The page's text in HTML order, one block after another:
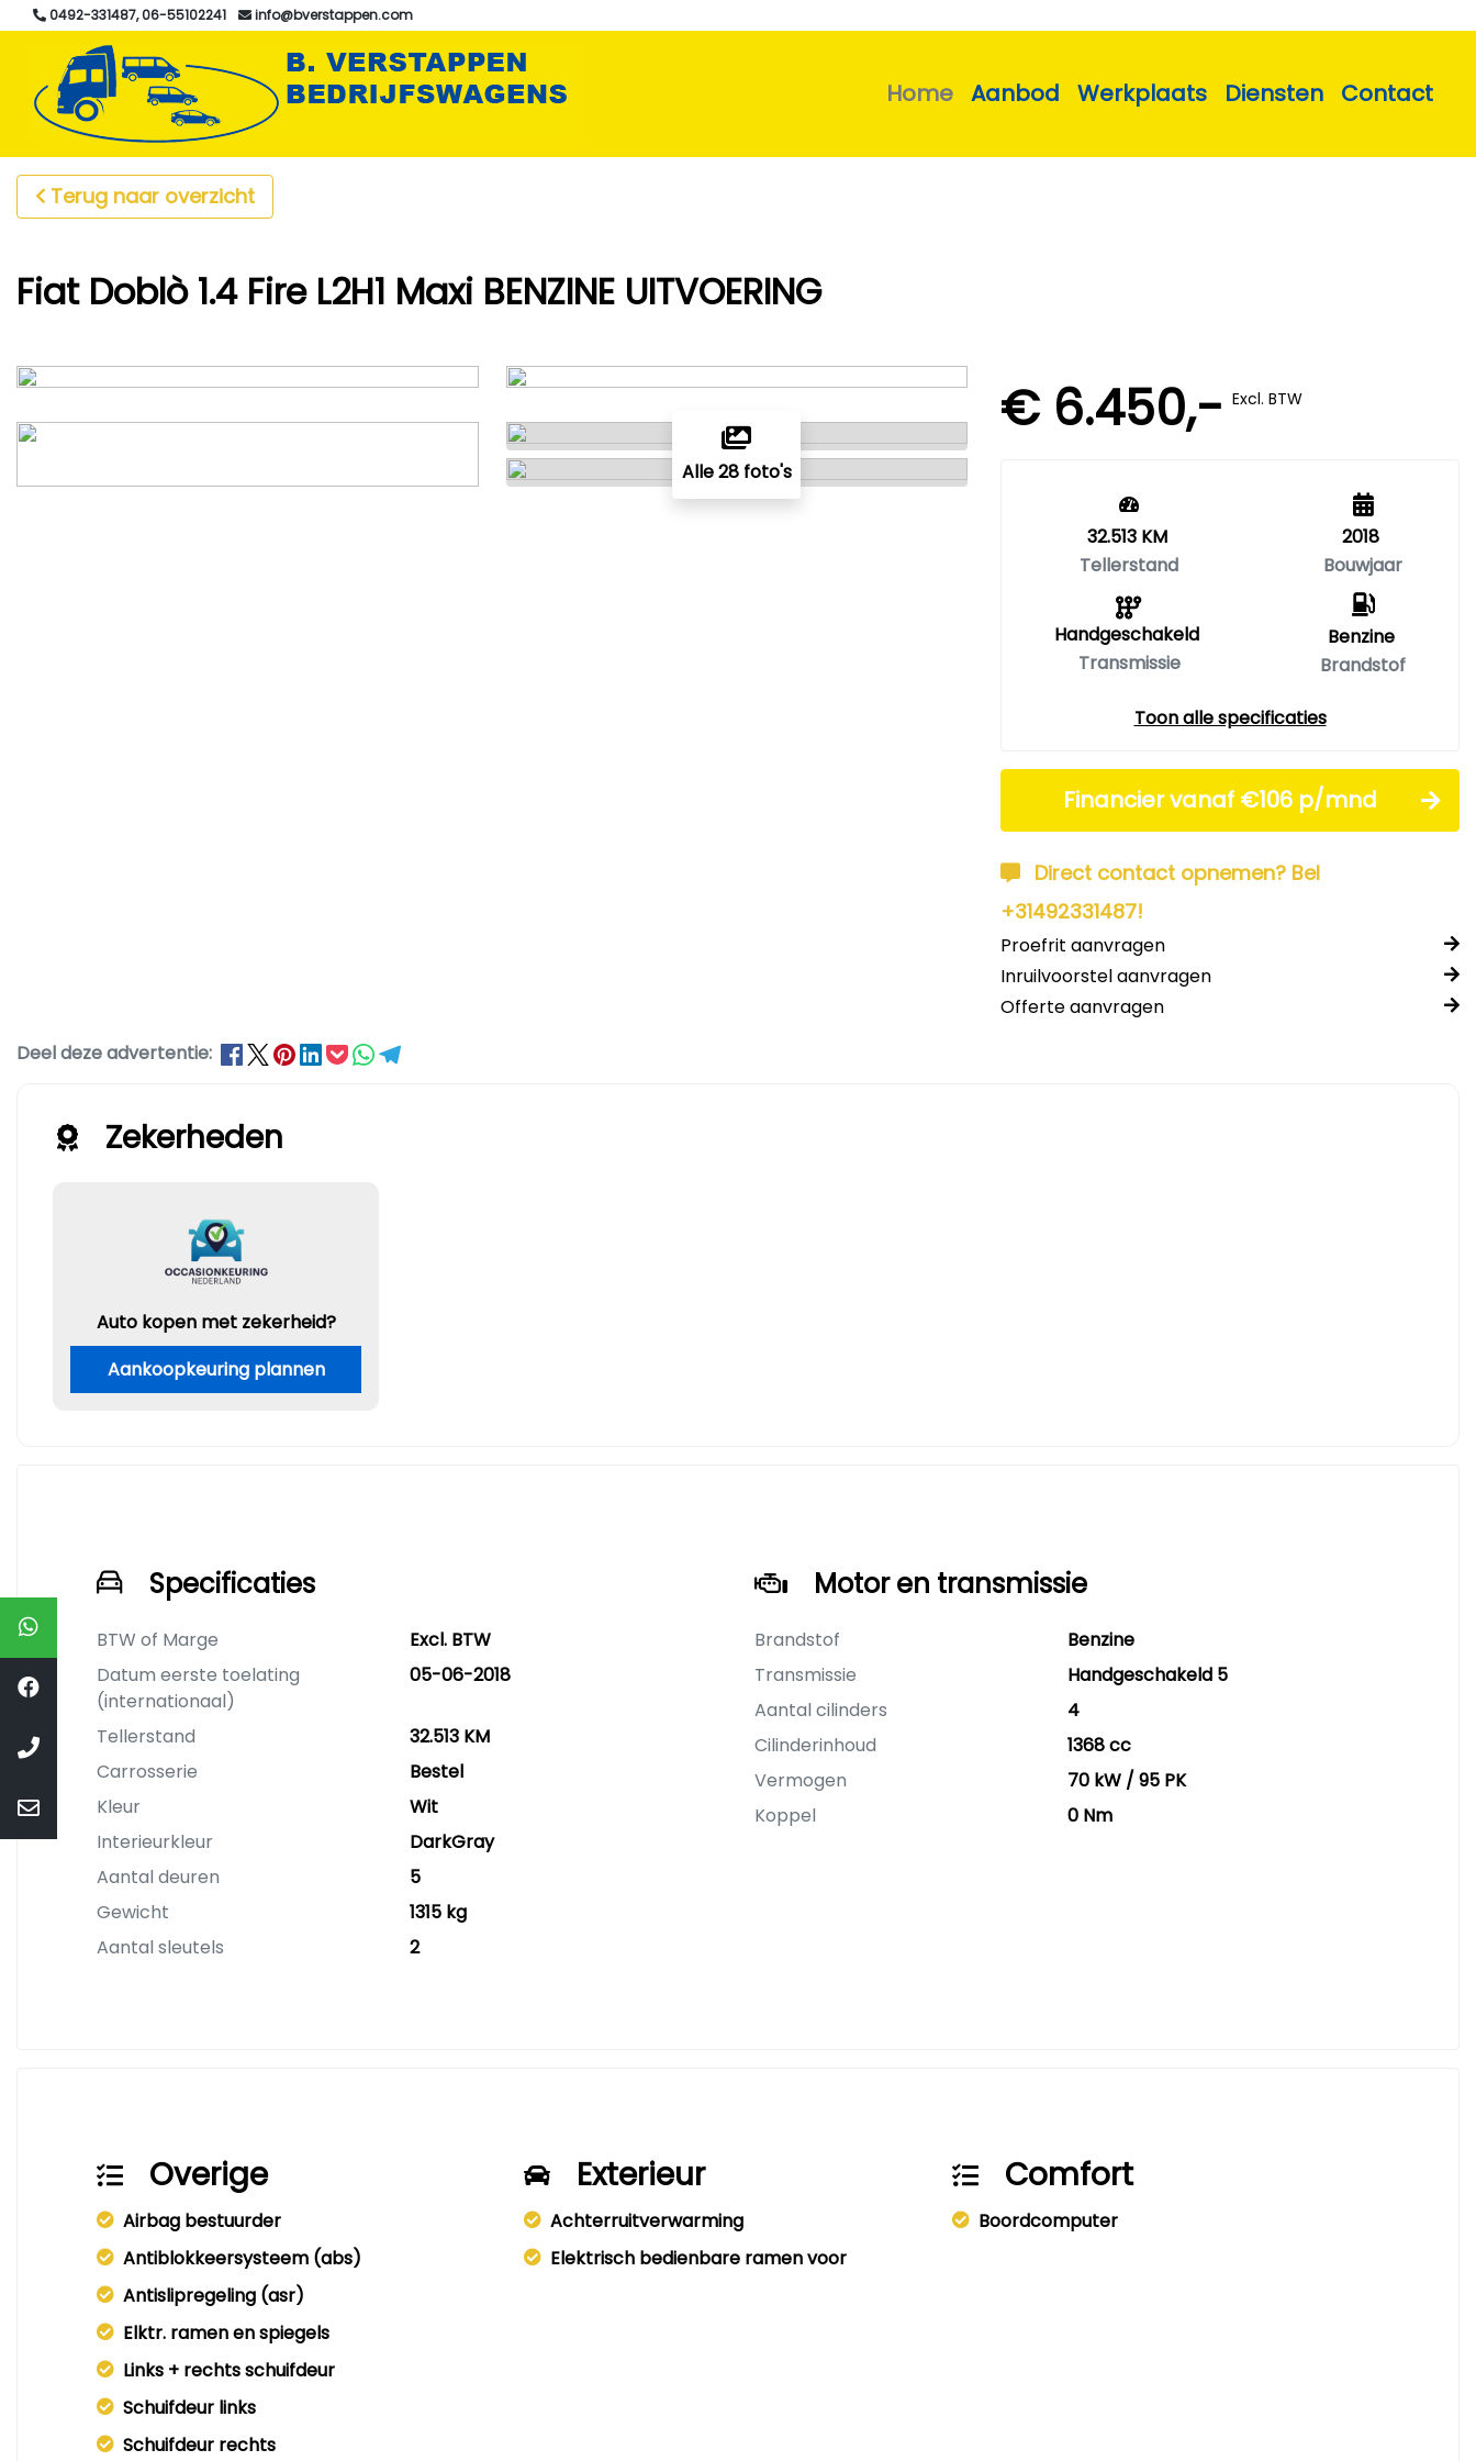
0492-331487, 06-55102241 info@bverstappen.com
Home Aanbod Werkplaats Diensten Contact
Terug naar overzicht
Fiat Doblò 1.4 Fire L2H1 Maxi BENZINE UITVOERING
Alle 28 foto's
€ 6.450,- Excl. BTW
32.513 KM
Tellerstand
Handgeschakeld
Transmissie
2018
Bouwjaar
Benzine
Brandstof
Toon alle specificaties
Financier vanaf €106 p/mnd
Direct contact opnemen? Bel
+31492331487!
Proefrit aanvragen
Inruilvoorstel aanvragen
Offerte aanvragen
Deel deze advertentie:
Zekerheden
Auto kopen met zekerheid?
Aankoopkeuring plannen
Specificaties
BTW of Marge
Excl. BTW
Datum eerste toelating
(internationaal)
05-06-2018
Tellerstand
32.513 KM
Carrosserie
Bestel
Kleur
Wit
Interieurkleur
DarkGray
Aantal deuren
5
Gewicht
1315 kg
Aantal sleutels
2
Motor en transmissie
Brandstof
Benzine
Transmissie
Handgeschakeld 5
Aantal cilinders
4
Cilinderinhoud
1368 cc
Vermogen
70 kW / 95 PK
Koppel
0 Nm
Overige
Airbag bestuurder
Antiblokkeersysteem (abs)
Antislipregeling (asr)
Elktr. ramen en spiegels
Links + rechts schuifdeur
Schuifdeur links
Schuifdeur rechts
Exterieur
Achterruitverwarming
Elektrisch bedienbare ramen voor
Comfort
Boordcomputer